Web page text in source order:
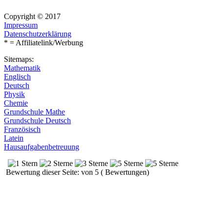
Copyright © 2017
Impressum
Datenschutzerklärung
* = Affiliatelink/Werbung
Sitemaps:
Mathematik
Englisch
Deutsch
Physik
Chemie
Grundschule Mathe
Grundschule Deutsch
Französisch
Latein
Hausaufgabenbetreuung
Bewertung dieser Seite: von 5 ( Bewertungen)